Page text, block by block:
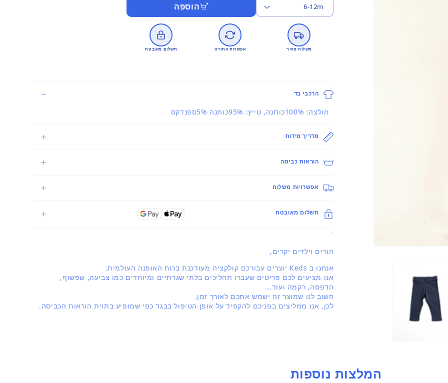
הוספה
משלוח מהיר אפשרות החזרה תשלום מאובטח
הרכבי בד
חולצה: 100%כותנה, טייץ: 95%כותנה 5%ספנדקס
מדריך מידות
הוראות כביסה
אפשרויות משלוח
תשלום מאובטח
.
הורים וילדים יקרים,
אנחנו ב Keds יוצרים עבורכם קולקציה מעודכנת ברוח האופנה העולמית.
אנו מציעים לכם פריטים שעברו תהליכים בלתי שגרתיים ומיוחדים כמו צביעה, שפשוף,
הדפסה, רקמה ועוד...
חשוב לנו שמוצר זה ישמש אתכם לאורך זמן.
לכן, אנו ממליצים בפניכם להקפיד על אופן הטיפול בבגד כפי שמופיע בתוית הוראות הכביסה.
המלצות נוספות